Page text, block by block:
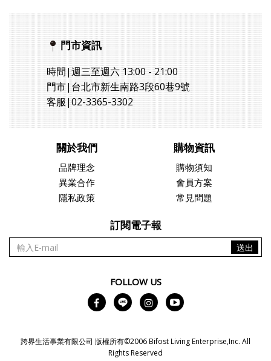
門市資訊
時間|週三至週六 13:00 - 21:00
門市|台北市新生南路3段60巷9號
客服|02-3365-3302
關於我們
品牌理念
異業合作
隱私政策
購物資訊
購物須知
會員方案
常見問題
訂閱電子報
送出
FOLLOW US
跨界生活事業有限公司 版權所有©2006 Bifost Living Enterprise,Inc. All
Rights Reserved